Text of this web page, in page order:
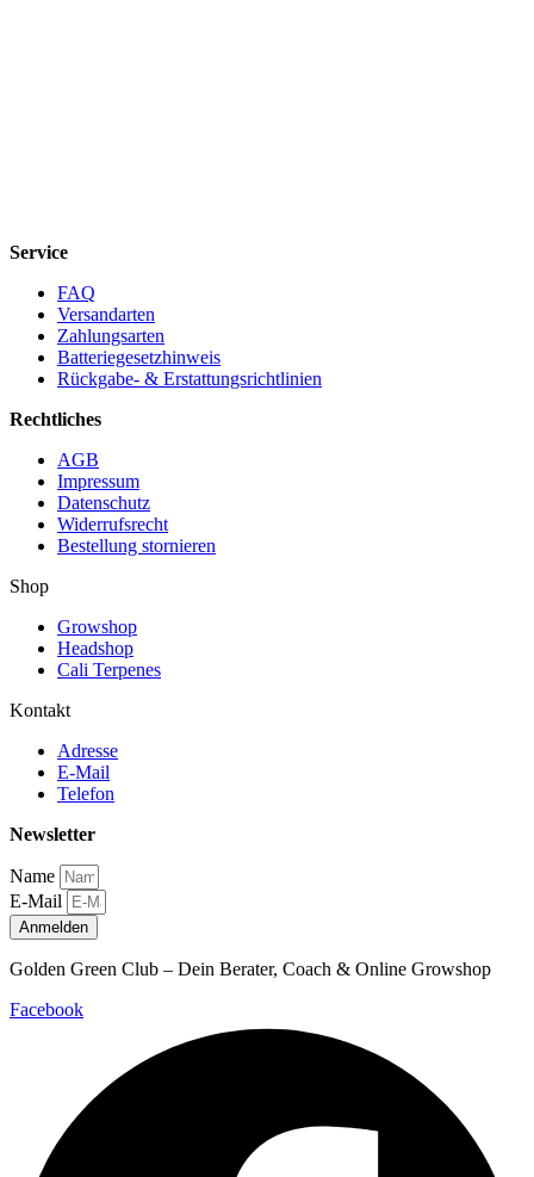
Service
FAQ
Versandarten
Zahlungsarten
Batteriegesetzhinweis
Rückgabe- & Erstattungsrichtlinien
Rechtliches
AGB
Impressum
Datenschutz
Widerrufsrecht
Bestellung stornieren
Shop
Growshop
Headshop
Cali Terpenes
Kontakt
Adresse
E-Mail
Telefon
Newsletter
Name
E-Mail
Anmelden
Golden Green Club – Dein Berater, Coach & Online Growshop
Facebook